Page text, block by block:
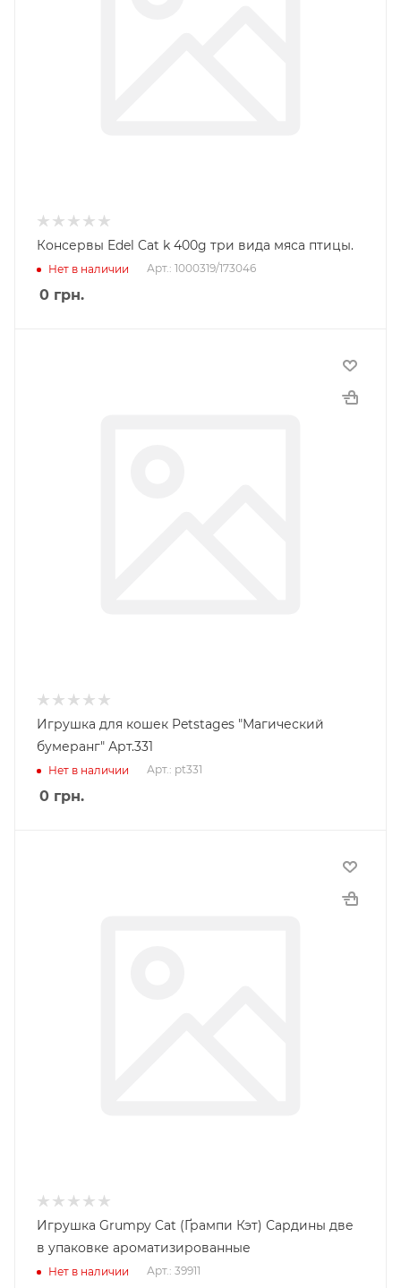
Консервы Edel Cat k 400g три вида мяса птицы.
Нет в наличии Арт.: 1000319/173046
0 грн.
Игрушка для кошек Petstages "Магический
бумеранг" Арт.331
Нет в наличии Арт.: pt331
0 грн.
Игрушка Grumpy Cat (Ґрампи Кэт) Сардины две
в упаковке ароматизированные
Нет в наличии Арт.: 39911